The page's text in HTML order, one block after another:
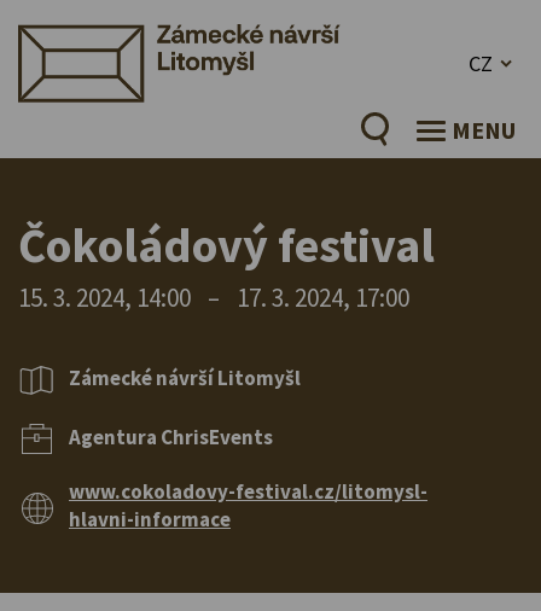
CZ
MENU
Čokoládový festival
15. 3. 2024, 14:00 – 17. 3. 2024, 17:00
Zámecké návrší Litomyšl
Agentura ChrisEvents
www.cokoladovy-festival.cz/litomysl-
hlavni-informace